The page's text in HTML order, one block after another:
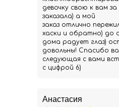
девочку свою к вам
заказала) а мой
заказ отлично
хаски и обратно) до
дома радует глаз)
довольны! Спасибо
следующая с вами
с цифрой 6)
Анастасия